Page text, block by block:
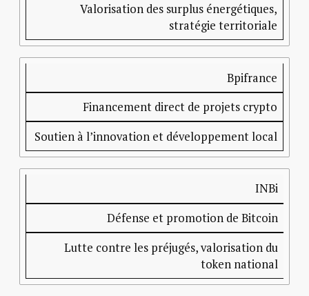
Valorisation des surplus énergétiques,
stratégie territoriale
Bpifrance
Financement direct de projets crypto
Soutien à l’innovation et développement local
INBi
Défense et promotion de Bitcoin
Lutte contre les préjugés, valorisation du
token national